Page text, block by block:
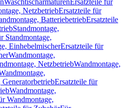
Waschtischarmaturen Ersatzteile für
NetzbetriebErsatzteile für
BatteriebetriebErsatzteile
Standmontage,
Standmontage,
EinhebelmischerErsatzteile für
Wandmontage,
NetzbetriebWandmontage,
GeneratorbetriebErsatzteile für
Wandmontage,
Wandmontage,